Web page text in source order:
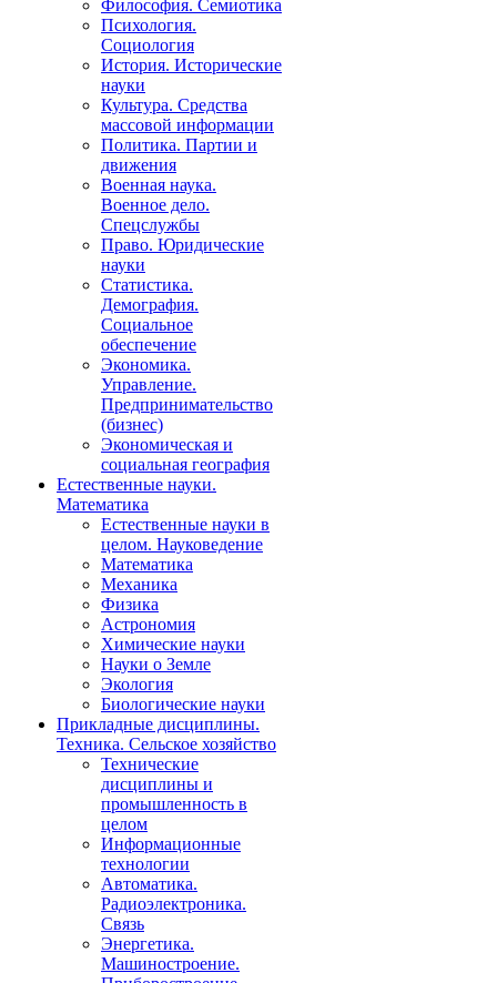
Философия. Семиотика
Психология.
Социология
История. Исторические
науки
Культура. Средства
массовой информации
Политика. Партии и
движения
Военная наука.
Военное дело.
Спецслужбы
Право. Юридические
науки
Статистика.
Демография.
Социальное
обеспечение
Экономика.
Управление.
Предпринимательство
(бизнес)
Экономическая и
социальная география
Естественные науки.
Математика
Естественные науки в
целом. Науковедение
Математика
Механика
Физика
Астрономия
Химические науки
Науки о Земле
Экология
Биологические науки
Прикладные дисциплины.
Техника. Сельское хозяйство
Технические
дисциплины и
промышленность в
целом
Информационные
технологии
Автоматика.
Радиоэлектроника.
Связь
Энергетика.
Машиностроение.